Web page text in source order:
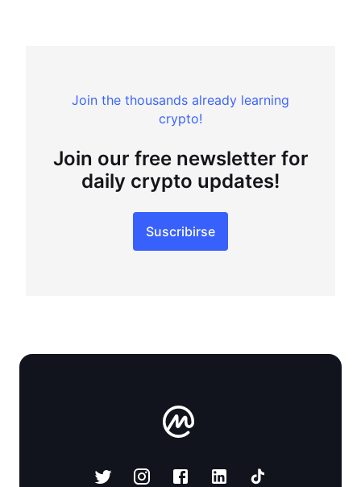
Join the thousands already learning
crypto!
Join our free newsletter for
daily crypto updates!
Suscribirse